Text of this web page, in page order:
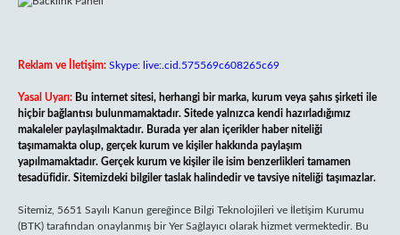
Reklam ve İletişim: Skype: live:.cid.575569c608265c69
Yasal Uyarı: Bu internet sitesi, herhangi bir marka, kurum veya şahıs şirketi ile
hiçbir bağlantısı bulunmamaktadır. Sitede yalnızca kendi hazırladığımız
makaleler paylaşılmaktadır. Burada yer alan içerikler haber niteliği
taşımamakta olup, gerçek kurum ve kişiler hakkında paylaşım
yapılmamaktadır. Gerçek kurum ve kişiler ile isim benzerlikleri tamamen
tesadüfidir. Sitemizdeki bilgiler taslak halindedir ve tavsiye niteliği taşımazlar.
Sitemiz, 5651 Sayılı Kanun gereğince Bilgi Teknolojileri ve İletişim Kurumu
(BTK) tarafından onaylanmış bir Yer Sağlayıcı olarak hizmet vermektedir. Bu